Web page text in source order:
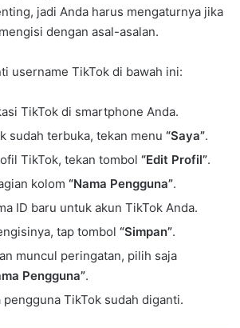
jadi Anda harus mengaturnya jika
dengan asal-asalan.
username TikTok di bawah ini:
TikTok di smartphone Anda.
sudah terbuka, tekan menu “Saya”.
TikTok, tekan tombol “Edit Profil”.
kolom “Nama Pengguna”.
ID baru untuk akun TikTok Anda.
tap tombol “Simpan”.
muncul peringatan, pilih saja
Pengguna”.
pengguna TikTok sudah diganti.